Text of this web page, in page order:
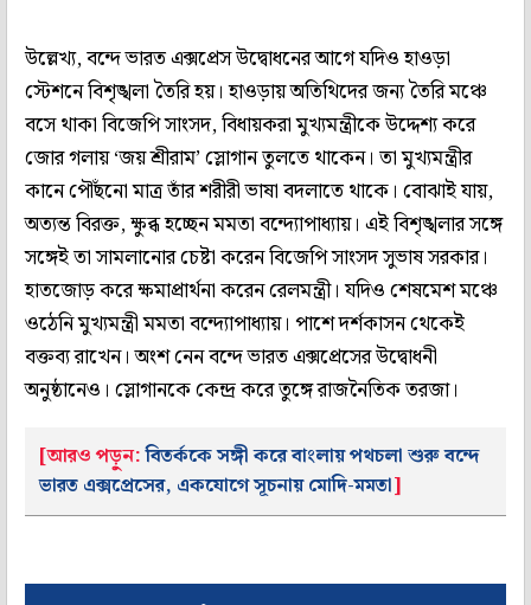
উল্লেখ্য, বন্দে ভারত এক্সপ্রেস উদ্বোধনের আগে যদিও হাওড়া
স্টেশনে বিশৃঙ্খলা তৈরি হয়। হাওড়ায় অতিথিদের জন্য তৈরি মঞ্চে
বসে থাকা বিজেপি সাংসদ, বিধায়করা মুখ্যমন্ত্রীকে উদ্দেশ্য করে
জোর গলায় ‘জয় শ্রীরাম’ স্লোগান তুলতে থাকেন। তা মুখ্যমন্ত্রীর
কানে পৌঁছনো মাত্র তাঁর শরীরী ভাষা বদলাতে থাকে। বোঝাই যায়,
অত্যন্ত বিরক্ত, ক্ষুব্ধ হচ্ছেন মমতা বন্দ্যোপাধ্যায়। এই বিশৃঙ্খলার সঙ্গে
সঙ্গেই তা সামলানোর চেষ্টা করেন বিজেপি সাংসদ সুভাষ সরকার।
হাতজোড় করে ক্ষমাপ্রার্থনা করেন রেলমন্ত্রী। যদিও শেষমেশ মঞ্চে
ওঠেনি মুখ্যমন্ত্রী মমতা বন্দ্যোপাধ্যায়। পাশে দর্শকাসন থেকেই
বক্তব্য রাখেন। অংশ নেন বন্দে ভারত এক্সপ্রেসের উদ্বোধনী
অনুষ্ঠানেও। স্লোগানকে কেন্দ্র করে তুঙ্গে রাজনৈতিক তরজা।
[আরও পড়ুন:বিতর্ককে সঙ্গী করে বাংলায় পথচলা শুরু বন্দে
ভারত এক্সপ্রেসের, একযোগে সূচনায় মোদি-মমতা]